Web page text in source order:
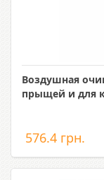
Воздушная
прыщей и для
576.4 грн.